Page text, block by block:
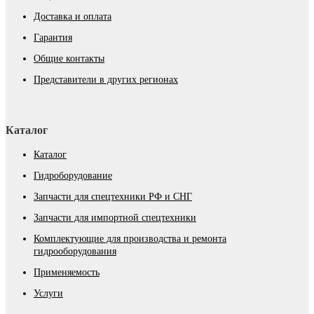
Доставка и оплата
Гарантия
Общие контакты
Представители в других регионах
Каталог
Каталог
Гидроборудование
Запчасти для спецтехники РФ и СНГ
Запчасти для импортной спецтехники
Комплектующие для производства и ремонта
гидрооборудования
Применяемость
Услуги